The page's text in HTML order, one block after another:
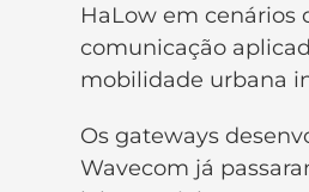
HaLow em cenários
comunicação
mobilidade urbana
Os gateways
Wavecom já